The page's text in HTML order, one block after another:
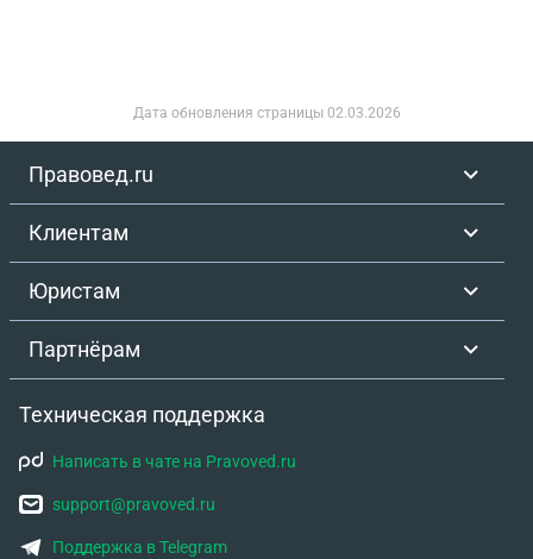
Дата обновления страницы 02.03.2026
Правовед.ru
Клиентам
Юристам
Партнёрам
Техническая поддержка
Написать в чате на Pravoved.ru
support@pravoved.ru
Поддержка в Telegram